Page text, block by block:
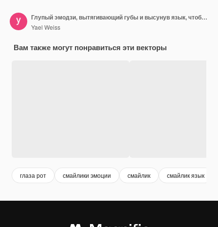
Глупый эмодзи, вытягивающий губы и высунув язык, чтобы сделать смешное выражение лица.
Yael Weiss
Вам также могут понравиться эти векторы
глаза рот смайлики эмоции смайлик смайлик язык